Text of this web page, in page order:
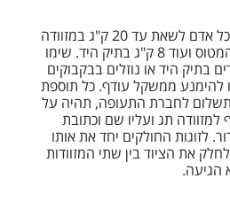
במהלך הטיסות מותר לכל אדם לשאת עד 20 ק"ג במזוודה
הגדולה הנכנסת לבטן המטוס ועוד 8 ק"ג בתיק היד. שימו
בתיק היד או נוזלים בבקבוקים
להימנע ממשקל עודף. כל תוספת
לחברת התעופה, תהיה על
תג ועליו שם וכתובת
לזוגות החולקים יחד את אותו
את הציוד בין שתי המזוודות
הגיעה.